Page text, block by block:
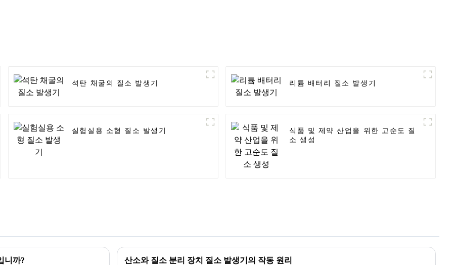
석탄 채굴의 질소 발생기 리튬 배터리 질소 발생기
실험실용 소형 질소 발생기
식품 및 제약 산업을 위한 고순도 질
소 생성
니까? 산소와 질소 분리 장치 질소 발생기의 작동 원리